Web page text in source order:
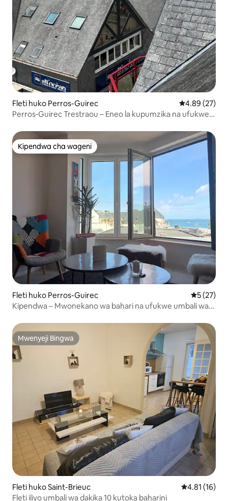
Fleti huko Perros-Guirec Ukadiriaji wa
4.89 (27)
Perros‑Guirec Trestraou – Eneo la kupumzika na ufukwe
Kipendwa cha wageni
Kipendwa cha wageni
Fleti huko Perros-Guirec Ukadiriaji
5 (27)
Kipendwa – Mwonekano wa bahari na ufukwe umbali wa
Mwenyeji Bingwa
Mwenyeji Bingwa
Fleti huko Saint-Brieuc Ukadiriaji wa
4.81 (16)
Fleti iliyo umbali wa dakika 10 kutoka baharini